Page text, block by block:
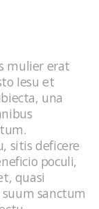
mulier erat
Iesu et
una
sitis deficere
poculi,
quasi
sanctum